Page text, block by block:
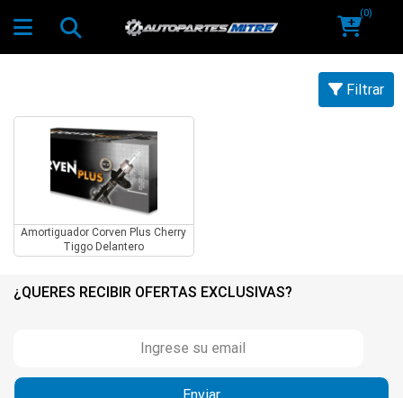
(0)
Filtrar
Amortiguador Corven Plus Cherry
Tiggo Delantero
¿QUERES RECIBIR OFERTAS EXCLUSIVAS?